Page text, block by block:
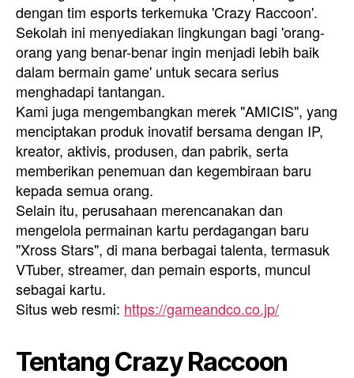
dengan tim esports terkemuka 'Crazy Raccoon'.
Sekolah ini menyediakan lingkungan bagi 'orang-
orang yang benar-benar ingin menjadi lebih baik
dalam bermain game' untuk secara serius
menghadapi tantangan.
Kami juga mengembangkan merek "AMICIS", yang
menciptakan produk inovatif bersama dengan IP,
kreator, aktivis, produsen, dan pabrik, serta
memberikan penemuan dan kegembiraan baru
kepada semua orang.
Selain itu, perusahaan merencanakan dan
mengelola permainan kartu perdagangan baru
"Xross Stars", di mana berbagai talenta, termasuk
VTuber, streamer, dan pemain esports, muncul
sebagai kartu.
Situs web resmi: https://gameandco.co.jp/
Tentang Crazy Raccoon